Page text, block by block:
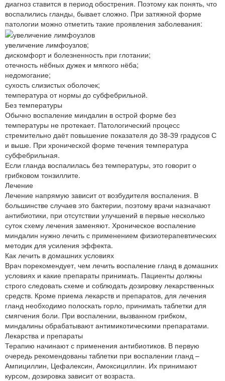
диагноз ставится в период обострения. Поэтому как понять, что
воспалились гланды, бывает сложно. При затяжной форме
патологии можно отметить такие проявления заболевания:
увеличение лимфоузлов;
дискомфорт и болезненность при глотании;
отечность нёбных дужек и мягкого нёба;
недомогание;
сухость слизистых оболочек;
температура от нормы до субфебрильной.
Без температуры
Обычно воспаление миндалин в острой форме без
температуры не протекает. Патологический процесс
стремительно даёт повышение показателя до 38-39 градусов С
и выше. При хронической форме течения температура
субфебрильная.
Если гланда воспалилась без температуры, это говорит о
грибковом тонзиллите.
Лечение
Лечение напрямую зависит от возбудителя воспаления. В
большинстве случаев это бактерии, поэтому врачи назначают
антибиотики, при отсутствии улучшений в первые несколько
суток схему лечения заменяют. Хроническое воспаление
миндалин нужно лечить с применением физиотерапевтических
методик для усиления эффекта.
Как лечить в домашних условиях
Врач порекомендует, чем лечить воспаление гланд в домашних
условиях и какие препараты принимать. Пациенты должны
строго следовать схеме и соблюдать дозировку лекарственных
средств. Кроме приема лекарств и препаратов, для лечения
гланд необходимо полоскать горло, принимать таблетки для
смягчения боли. При воспалении, вызванном грибком,
миндалины обрабатывают антимикотическими препаратами.
Лекарства и препараты
Терапию начинают с применения антибиотиков. В первую
очередь рекомендованы таблетки при воспалении гланд –
Ампициллин, Цефалексин, Амоксициллин. Их принимают
курсом, дозировка зависит от возраста.